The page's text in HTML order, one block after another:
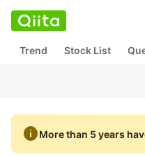
Trend Stock List
infoMore than 5 years